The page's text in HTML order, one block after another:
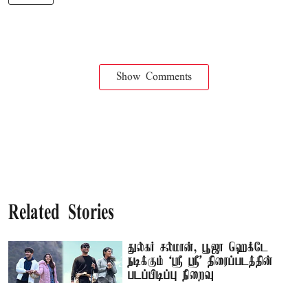
Show Comments
Related Stories
துல்கர் சல்மான், பூஜா ஹெக்டே
நடிக்கும் ‘ஸ்ரீ ஸ்ரீ’ திரைப்படத்தின்
படப்பிடிப்பு நிறைவு